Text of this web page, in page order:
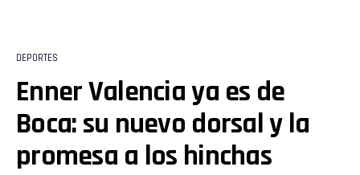
DEPORTES
Enner Valencia ya es de
Boca: su nuevo dorsal y la
promesa a los hinchas